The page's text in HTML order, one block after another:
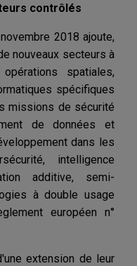
contrôlés
2018 ajoute,
nouveaux secteurs à
spatiales,
spécifiques
missions de sécurité
de données et
dans les
intelligence
additive, semi-
à double usage
européen n°
extension de leur